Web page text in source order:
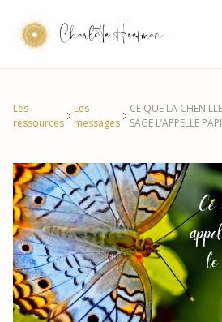
Charlotte Hoefman
Les
ressources
Les
messages
CE QUE LA
SAGE L’APPELLE